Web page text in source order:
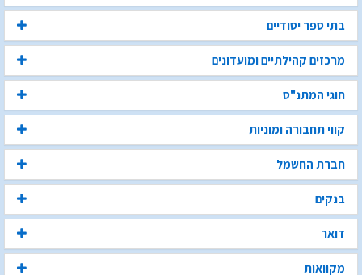
בתי ספר יסודיים
מרכזים קהילתיים ומועדונים
חוגי המתנ"ס
קווי תחבורה ומוניות
חברת החשמל
בנקים
דואר
מקוואות